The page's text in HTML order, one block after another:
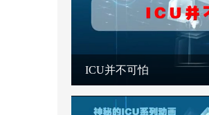
ICU并不可怕